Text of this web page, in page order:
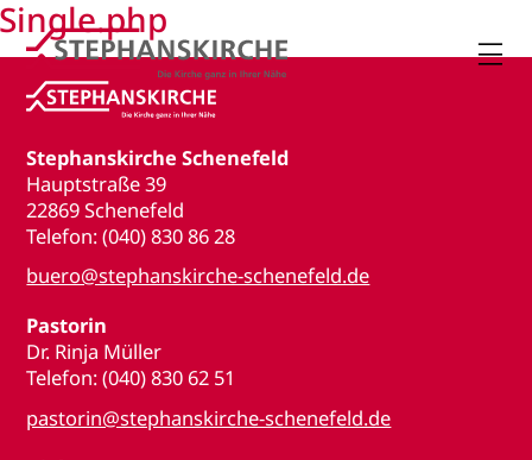

Stephanskirche Schenefeld
Hauptstraße 39
22869 Schenefeld
Telefon: (040) 830 86 28
buero@stephanskirche-schenefeld.de
Pastorin
Dr. Rinja Müller
Telefon: (040) 830 62 51
pastorin@stephanskirche-schenefeld.de